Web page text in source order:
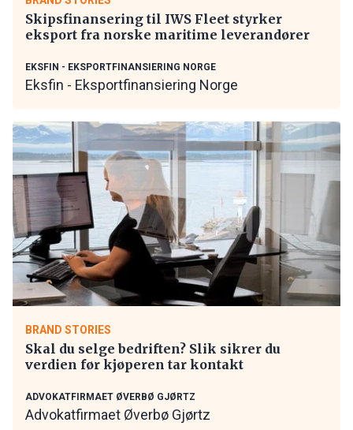
Skipsfinansering til IWS Fleet styrker
eksport fra norske maritime leverandører
EKSFIN - EKSPORTFINANSIERING NORGE
Eksfin - Eksportfinansiering Norge
BRAND STORIES
Skal du selge bedriften? Slik sikrer du
verdien før kjøperen tar kontakt
ADVOKATFIRMAET ØVERBØ GJØRTZ
Advokatfirmaet Øverbø Gjørtz